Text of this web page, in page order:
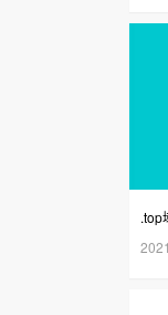
.top